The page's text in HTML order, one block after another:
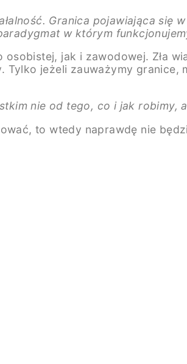
Granica pojawiająca
w którym
jak i zawodowej. Zła
Tylko jeżeli zauważymy
nie od tego, co i jak robimy,
to wtedy naprawdę nie